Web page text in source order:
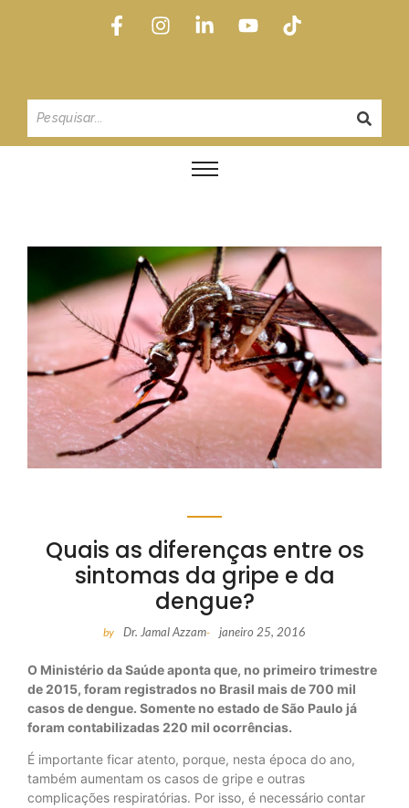
Quais as diferenças entre os
sintomas da gripe e da
dengue?
by Dr. Jamal Azzam- janeiro 25, 2016
O Ministério da Saúde aponta que, no primeiro trimestre
de 2015, foram registrados no Brasil mais de 700 mil
casos de dengue. Somente no estado de São Paulo já
foram contabilizadas 220 mil ocorrências.
É importante ficar atento, porque, nesta época do ano,
também aumentam os casos de gripe e outras
complicações respiratórias. Por isso, é necessário contar